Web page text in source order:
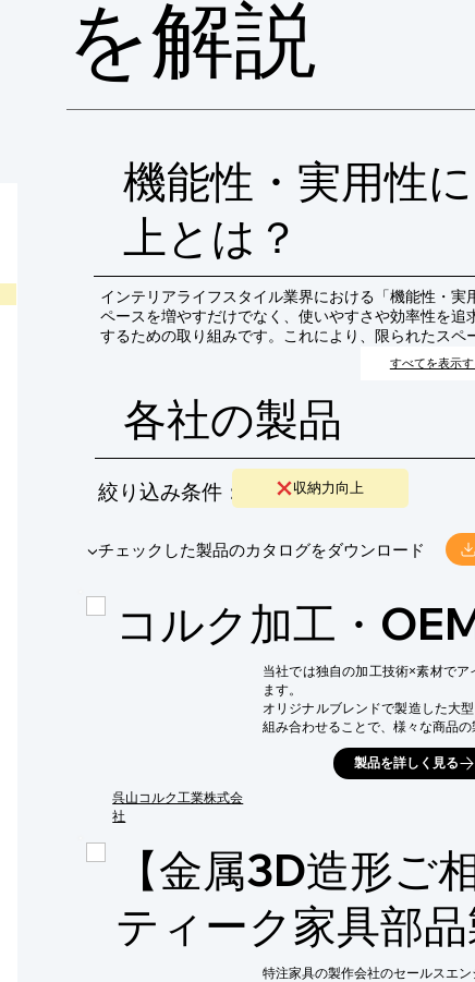
を解説
機能性・実用性
上とは？
インテリアライフスタイル業界における「機能性・
ペースを増やすだけでなく、使いやすさや効率性を
するための取り組みです。これにより、限られたスペ
すべてを表示す
各社の製品
絞り込み条件： 収納力向上
​▼チェックした製品のカタログをダウンロード
コルク加工・
呉山コルク工業株式会
社
当社では独自の加工技術×素材で
ます。
オリジナルブレンドで製造した大
組み合わせることで、様々な商品の
◆3D加工技術
特注の5軸マシニングセンタ加工
私たちはコルクの取扱量が世界一
品質の良いコルク粒を様々なサイ
ルのコルクブロックをニーズに合わ
◆アイデアの具現化をサポートしま
まだ詳細が決まっていない段階で
製品を詳しく見る
【金属3D造形ご
ティーク家具部
特注家具の製作会社のセールスエ